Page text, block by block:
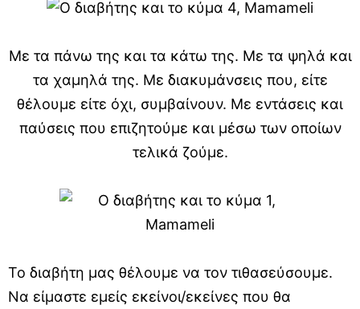
Με τα πάνω της και τα κάτω της. Με τα ψηλά και
τα χαμηλά της. Με διακυμάνσεις που, είτε
θέλουμε είτε όχι, συμβαίνουν. Με εντάσεις και
παύσεις που επιζητούμε και μέσω των οποίων
τελικά ζούμε.
Το διαβήτη μας θέλουμε να τον τιθασεύσουμε.
Να είμαστε εμείς εκείνοι/εκείνες που θα